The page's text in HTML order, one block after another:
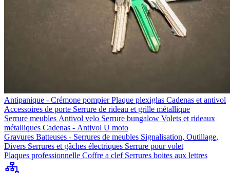
Antipanique - Crémone pompierPlaque plexiglas Cadenas et antivol
Accessoires de porte Serrure de rideau et grille métallique
Serrure meubles Antivol velo Serrure bungalow Volets et rideaux
métalliques Cadenas - Antivol U moto
Gravures Batteuses - Serrures de meubles Signalisation, Outillage,
Divers Serrures et gâches électriques Serrure pour volet
Plaques professionnelle Coffre a clef Serrures boites aux lettres